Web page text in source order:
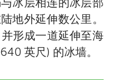
冰层相连的冰层部
地外延伸数公里。
形成一道延伸至海
英尺) 的冰墙。